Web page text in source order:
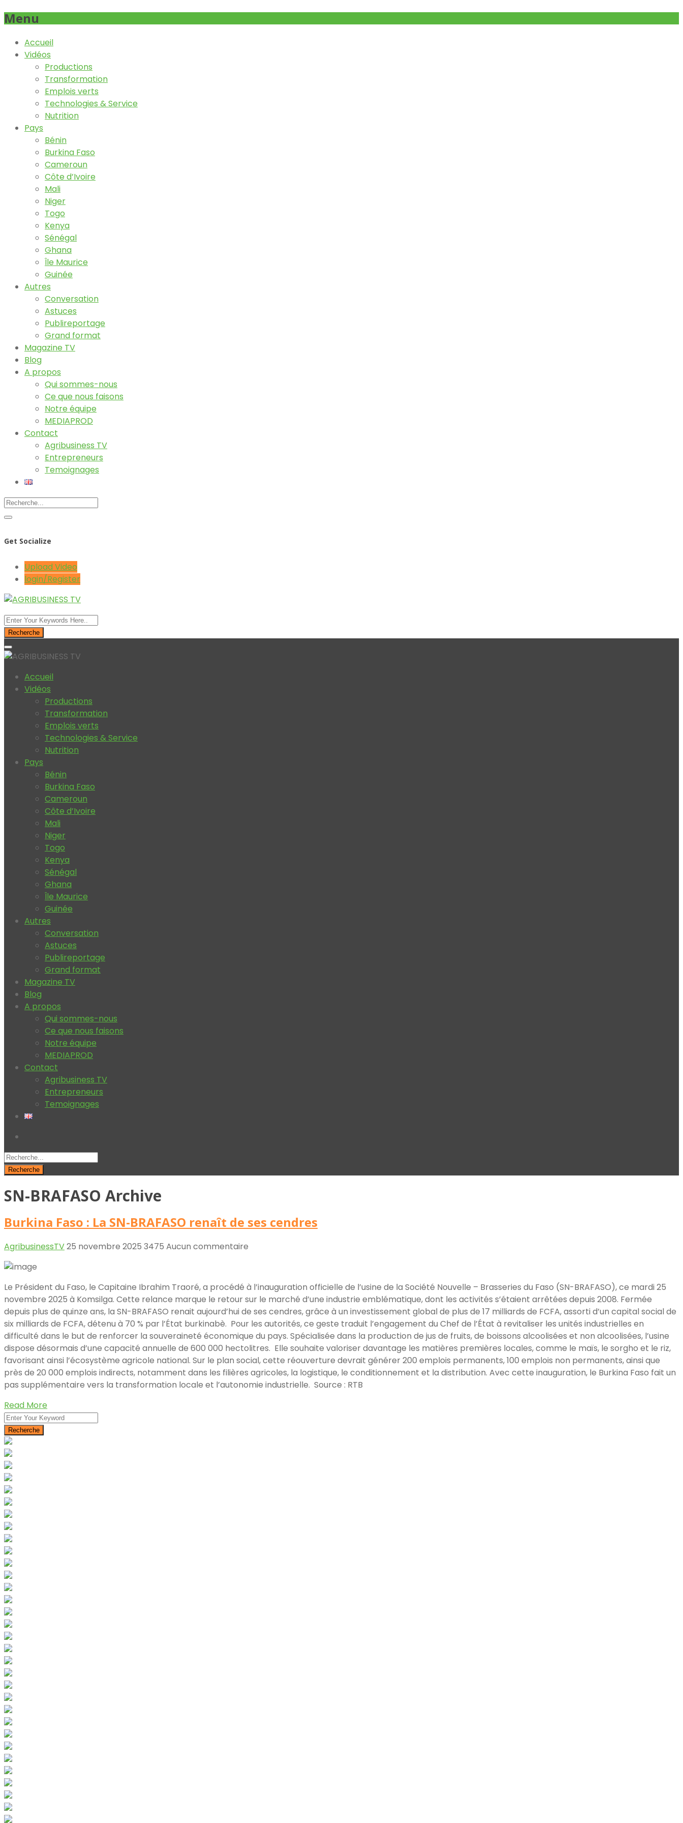
Menu
Accueil
Vidéos
Productions
Transformation
Emplois verts
Technologies & Service
Nutrition
Pays
Bénin
Burkina Faso
Cameroun
Côte d’Ivoire
Mali
Niger
Togo
Kenya
Sénégal
Ghana
Île Maurice
Guinée
Autres
Conversation
Astuces
Publireportage
Grand format
Magazine TV
Blog
A propos
Qui sommes-nous
Ce que nous faisons
Notre équipe
MEDIAPROD
Contact
Agribusiness TV
Entrepreneurs
Temoignages
Get Socialize
Upload Video
login/Register
Recherche
Accueil
Vidéos
Productions
Transformation
Emplois verts
Technologies & Service
Nutrition
Pays
Bénin
Burkina Faso
Cameroun
Côte d’Ivoire
Mali
Niger
Togo
Kenya
Sénégal
Ghana
Île Maurice
Guinée
Autres
Conversation
Astuces
Publireportage
Grand format
Magazine TV
Blog
A propos
Qui sommes-nous
Ce que nous faisons
Notre équipe
MEDIAPROD
Contact
Agribusiness TV
Entrepreneurs
Temoignages
Recherche
SN-BRAFASO Archive
Burkina Faso : La SN-BRAFASO renaît de ses cendres
AgribusinessTV25 novembre 2025 3475 Aucun commentaire
Le Président du Faso, le Capitaine Ibrahim Traoré, a procédé à l’inauguration officielle de l’usine de la Société Nouvelle – Brasseries du Faso (SN-BRAFASO), ce mardi 25
novembre 2025 à Komsilga. Cette relance marque le retour sur le marché d’une industrie emblématique, dont les activités s’étaient arrêtées depuis 2008. Fermée
depuis plus de quinze ans, la SN-BRAFASO renait aujourd’hui de ses cendres, grâce à un investissement global de plus de 17 milliards de FCFA, assorti d’un capital social de
six milliards de FCFA, détenu à 70 % par l’État burkinabè. Pour les autorités, ce geste traduit l’engagement du Chef de l’État à revitaliser les unités industrielles en
difficulté dans le but de renforcer la souveraineté économique du pays. Spécialisée dans la production de jus de fruits, de boissons alcoolisées et non alcoolisées, l’usine
dispose désormais d’une capacité annuelle de 600 000 hectolitres. Elle souhaite valoriser davantage les matières premières locales, comme le maïs, le sorgho et le riz,
favorisant ainsi l’écosystème agricole national. Sur le plan social, cette réouverture devrait générer 200 emplois permanents, 100 emplois non permanents, ainsi que
près de 20 000 emplois indirects, notamment dans les filières agricoles, la logistique, le conditionnement et la distribution. Avec cette inauguration, le Burkina Faso fait un
pas supplémentaire vers la transformation locale et l’autonomie industrielle. Source : RTB
Read More